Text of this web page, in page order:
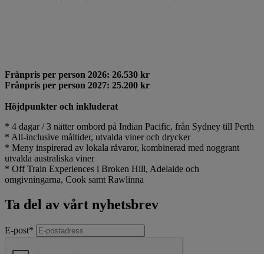
Frånpris per person 2026: 26.530 kr
Frånpris per person 2027: 25.200 kr
Höjdpunkter och inkluderat
* 4 dagar / 3 nätter ombord på Indian Pacific, från Sydney till Perth
* All-inclusive måltider, utvalda viner och drycker
* Meny inspirerad av lokala råvaror, kombinerad med noggrant
utvalda australiska viner
* Off Train Experiences i Broken Hill, Adelaide och
omgivningarna, Cook samt Rawlinna
Ta del av vårt nyhetsbrev
E-post*